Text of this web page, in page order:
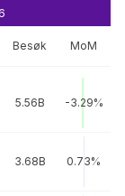
Besøk MoM
5.56B -3.29%
3.68B 0.73%